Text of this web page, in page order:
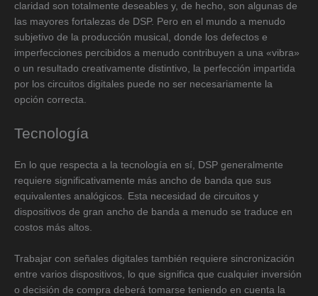
claridad son totalmente deseables y, de hecho, son algunas de
las mayores fortalezas de DSP. Pero en el mundo a menudo
subjetivo de la producción musical, donde los defectos e
imperfecciones percibidos a menudo contribuyen a una «vibra»
o un resultado creativamente distintivo, la perfección impartida
por los circuitos digitales puede no ser necesariamente la
opción correcta.
Tecnología
En lo que respecta a la tecnología en sí, DSP generalmente
requiere significativamente más ancho de banda que sus
equivalentes analógicos. Esta necesidad de circuitos y
dispositivos de gran ancho de banda a menudo se traduce en
costos más altos.
Trabajar con señales digitales también requiere sincronización
entre varios dispositivos, lo que significa que cualquier inversión
o decisión de compra deberá tomarse teniendo en cuenta la